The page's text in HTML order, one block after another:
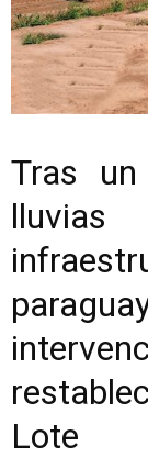
Tras
Lote